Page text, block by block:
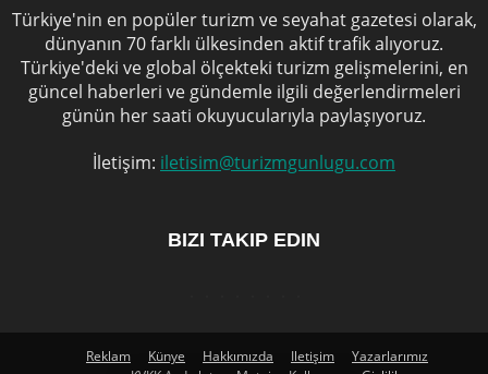
Türkiye'nin en popüler turizm ve seyahat gazetesi olarak,
dünyanın 70 farklı ülkesinden aktif trafik alıyoruz.
Türkiye'deki ve global ölçekteki turizm gelişmelerini, en
güncel haberleri ve gündemle ilgili değerlendirmeleri
günün her saati okuyucularıyla paylaşıyoruz.
İletişim: iletisim@turizmgunlugu.com
BIZI TAKIP EDIN
Reklam Künye Hakkımızda Iletişim
Yazarlarımız